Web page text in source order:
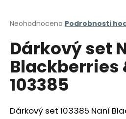
Průměrné
produktu
je
0,0
5
hvězdiček.
Neohodnoceno Podrobnosti
Dárkový set
Blackberries
103385
Dárkový set 103385 Naní
j
t
?
HLEDAT